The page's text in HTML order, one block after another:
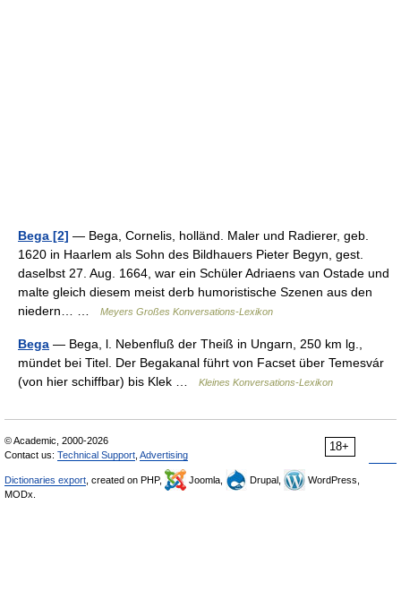
Bega [2] — Bega, Cornelis, holländ. Maler und Radierer, geb.
1620 in Haarlem als Sohn des Bildhauers Pieter Begyn, gest.
daselbst 27. Aug. 1664, war ein Schüler Adriaens van Ostade und
malte gleich diesem meist derb humoristische Szenen aus den
niedern… …
Meyers Großes Konversations-Lexikon
Bega — Bega, l. Nebenfluß der Theiß in Ungarn, 250 km lg.,
mündet bei Titel. Der Begakanal führt von Facset über Temesvár
(von hier schiffbar) bis Klek …
Kleines Konversations-Lexikon
18+
© Academic, 2000-2026
Contact us: Technical Support Advertising
Dictionaries export , created on PHP, Joomla, Drupal,
WordPress,
MODx.